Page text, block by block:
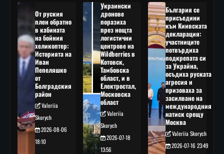
От руския
плен обратно
в кабината
на бойния
хеликоптер:
Историята на
Иван
Пепеляшко
от
Болградския
район
Valeriia
Skorych
2026-08-06
18:10
Украински
дронове
поразиха
през нощта
логистични
центрове на
Wildberries в
Котовск,
Тамбовска
област, и в
Електростал,
Московска
област
Valeriia
Skorych
2026-07-18
13:56
България се
присъедини
към Киивската
декларация:
участниците
потвърдиха
подкрепата си
за Украйна,
осъдиха руската
агресия и
призоваха за
засилване на
международния
натиск срещу
Москва
Valeriia Skorych
2026-07-16 23:49